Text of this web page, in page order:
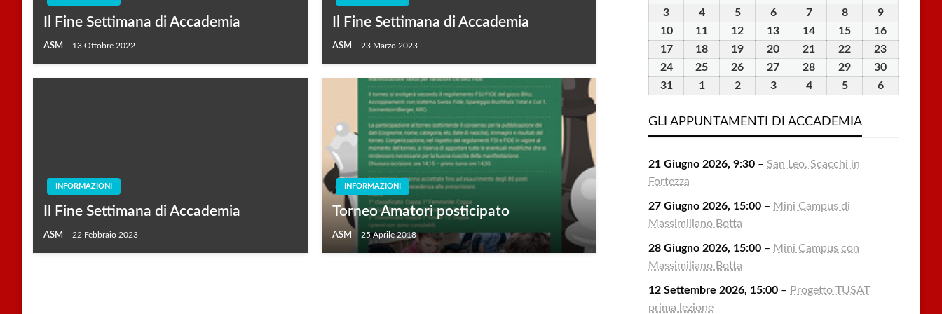
Il Fine Settimana di Accademia
ASM 13 Ottobre 2022
Il Fine Settimana di Accademia
ASM 23 Marzo 2023
INFORMAZIONI
Il Fine Settimana di Accademia
ASM 22 Febbraio 2023
INFORMAZIONI
Torneo Amatori posticipato
ASM 25 Aprile 2018
Luglio
2026
Luglio
2026
Luglio
2026
Luglio
2026
Luglio
2026
Agosto
2026
Agosto
2026
3
Agosto
2026
44
Agosto
2026
55
Agosto
2026
66
Agosto
2026
77
Agosto
2026
88
Agosto
2026
99
Agosto
2026
1010
Agosto
2026
11
Agosto
2026
12
Agosto
2026
13
Agosto
2026
14
Agosto
2026
15
Agosto
2026
16
1717
Agosto
18
Agosto
19
Agosto
20
Agosto
21
Agosto
22
Agosto
23
2424
Agosto
25
Agosto
26
Agosto
27
Agosto
28
Agosto
29
Agosto
30
3131
2026
11
2026
22
2026
33
2026
44
2026
55
2026
66
GLI APPUNTAMENTI DI ACCADEMIA
21 Giugno 2026, 9:30 –San Leo, Scacchi in
Fortezza
27 Giugno 2026, 15:00 – Mini Campus di
Massimiliano Botta
28 Giugno 2026, 15:00 – Mini Campus con
Massimiliano Botta
12 Settembre 2026, 15:00 – Progetto TUSAT
prima lezione